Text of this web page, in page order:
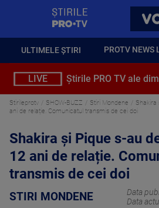
ULTIMELE ȘTIRI PROTV NEWS
LIVE Știrile PRO TV ale
Stirileprotv SHOW-BUZZ Stiri Mondene
Shakira
ani de relație. Comunicatul transmis de cei doi
Shakira și Pique s-au
12 ani de relație.
transmis de cei doi
STIRI MONDENE Data
Data